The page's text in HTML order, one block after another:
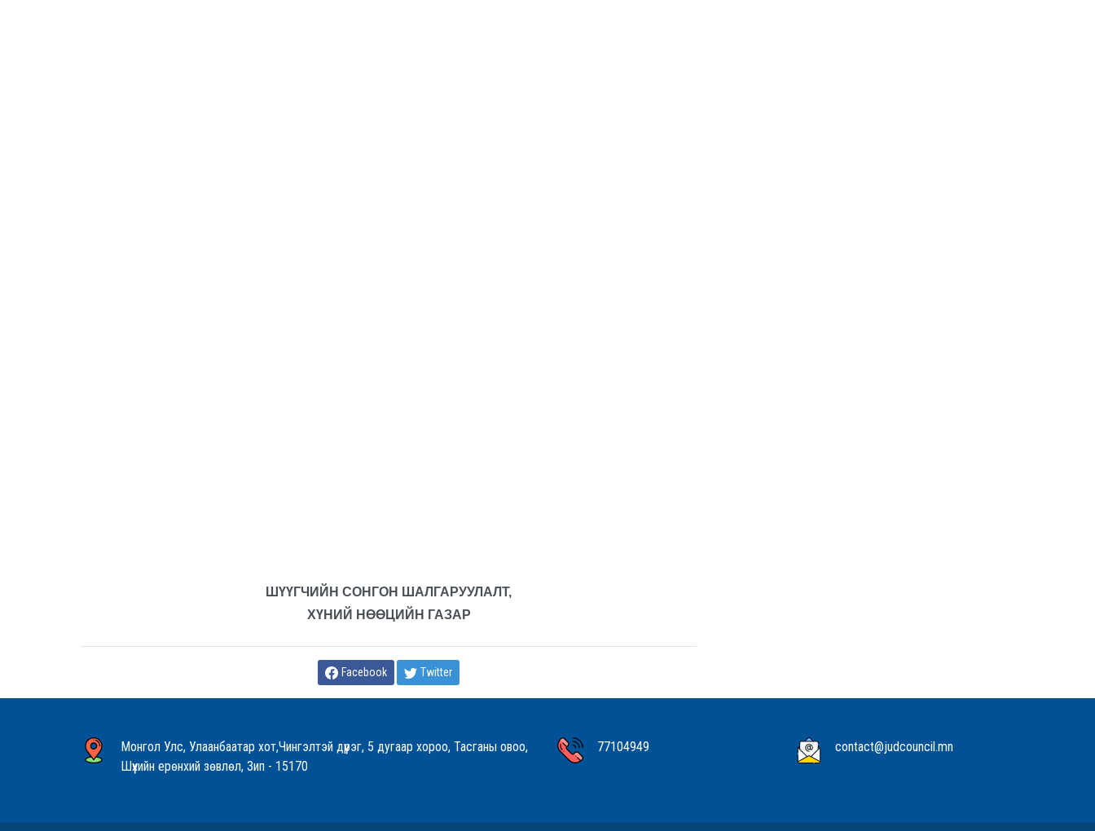
ШҮҮГЧИЙН СОНГОН ШАЛГАРУУЛАЛТ,
ХҮНИЙ НӨӨЦИЙН ГАЗАР
Facebook Twitter
Монгол Улс, Улаанбаатар хот,Чингэлтэй дүүрэг, 5 дугаар хороо, Тасганы овоо,
Шүүхийн ерөнхий зөвлөл, Зип - 15170
77104949 contact@judcouncil.mn